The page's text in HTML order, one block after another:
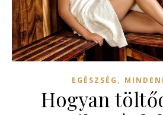
EGÉSZSÉG ,
Hogyan